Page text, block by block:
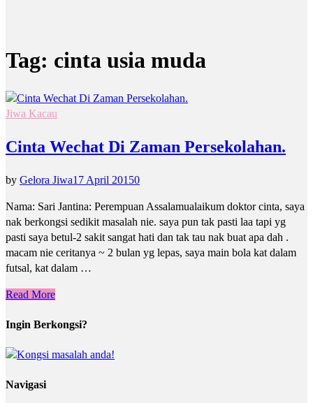
Tag: cinta usia muda
Jiwa Kacau
Cinta Wechat Di Zaman Persekolahan.
by Gelora Jiwa17 April 20150
Nama: Sari Jantina: Perempuan Assalamualaikum doktor cinta, saya
nak berkongsi sedikit masalah nie. saya pun tak pasti laa tapi yg
pasti saya betul-2 sakit sangat hati dan tak tau nak buat apa dah .
macam nie ceritanya ~ 2 bulan yg lepas, saya main bola kat dalam
futsal, kat dalam …
Read More
Ingin Berkongsi?
Navigasi